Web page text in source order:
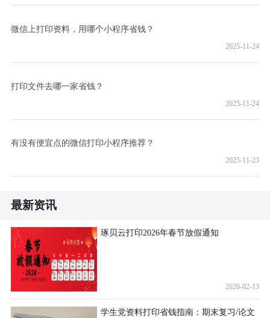
微信上打印资料，用哪个小程序省钱？
2025-11-24
打印文件去哪一家省钱？
2025-11-24
有没有便宜点的微信打印小程序推荐？
2025-11-23
最新资讯
琢贝云打印2026年春节放假通知
2026-02-13
学生党资料打印省钱指南：期末复习/论文